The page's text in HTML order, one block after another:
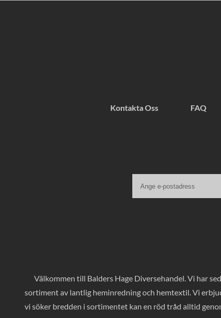
Kontakta Oss FAQ
Välkommen till Balders Hage Diversehandel. Vi har
sortiment av lantlig heminredning och hemtextil. Vi
vi söker bredden i sortimentet kan en röd tråd alltid